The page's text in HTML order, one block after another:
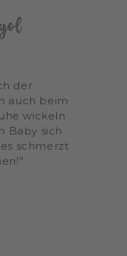
der
auch beim
wickeln
Baby sich
schmerzt